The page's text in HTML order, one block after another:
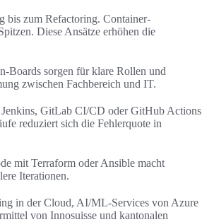
bis zum Refactoring. Container-
Diese Ansätze erhöhen die
Boards sorgen für klare Rollen und
zwischen Fachbereich und IT.
GitLab CI/CD oder GitHub Actions
reduziert sich die Fehlerquote in
mit Terraform oder Ansible macht
Iterationen.
in der Cloud, AI/ML-Services von Azure
von Innosuisse und kantonalen